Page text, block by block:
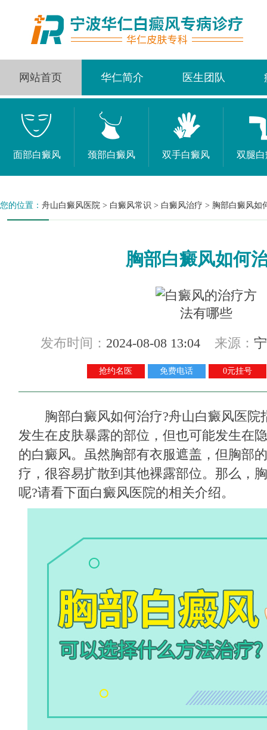
网站首页 华仁简介 医生团队
面部白癜风 颈部白癜风 双手白癜风 双腿
您的位置： 舟山白癜风医院 > 白癜风常识 > 白癜风治疗 > 胸部白癜风如
胸部白癜风如何
发布时间： 2024-08-08 13:04 来源：
抢约名医 免费电话 0元挂号
胸部白癜风如何治疗?舟山白癜风医院
发生在皮肤暴露的部位，但也可能发生在
的白癜风。虽然胸部有衣服遮盖，但胸部
疗，很容易扩散到其他裸露部位。那么，
呢?请看下面白癜风医院的相关介绍。